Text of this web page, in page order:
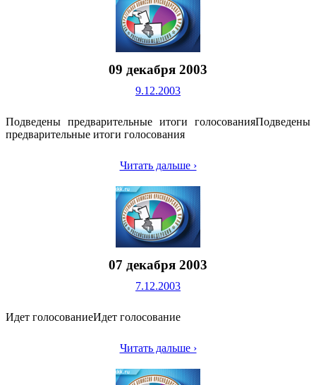
09 декабря 2003
9.12.2003
Подведены предварительные итоги голосованияПодведены
предварительные итоги голосования
Читать дальше ›
07 декабря 2003
7.12.2003
Идет голосованиеИдет голосование
Читать дальше ›